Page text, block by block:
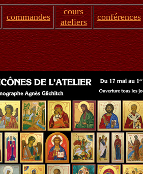
commandes
cours
ateliers
conférences